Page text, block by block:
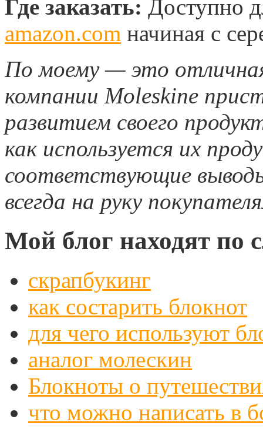
Где заказать: Доступно
amazon.com начиная с
По моему — это
компании Moleskine
развитием своего
как используется их
соответствующие
всегда на руку
Мой блог находят по
скрапбукинг
как состарить блокнот
для чего используют
аналог молескин
Блокноты о
что можно написать в